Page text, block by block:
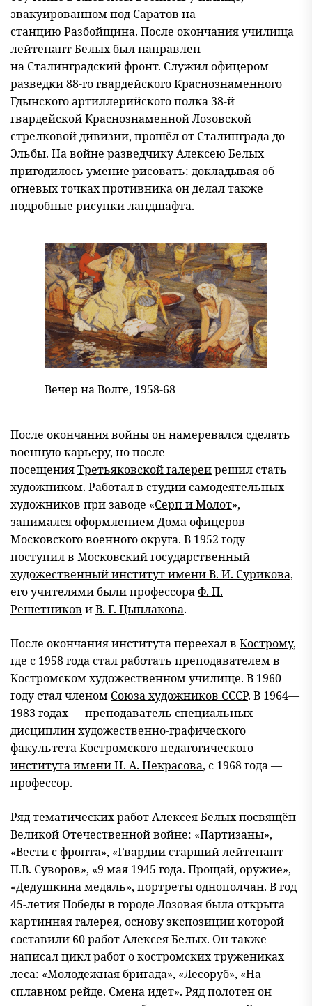
эвакуированном под Саратов на
станцию Разбойщина. После окончания училища
лейтенант Белых был направлен
на Сталинградский фронт. Служил офицером
разведки 88-го гвардейского Краснознаменного
Гдынского артиллерийского полка 38-й
гвардейской Краснознаменной Лозовской
стрелковой дивизии, прошёл от Сталинграда до
Эльбы. На войне разведчику Алексею Белых
пригодилось умение рисовать: докладывая об
огневых точках противника он делал также
подробные рисунки ландшафта.
Вечер на Волге, 1958-68
После окончания войны он намеревался сделать
военную карьеру, но после
посещенияТретьяковской галереирешил стать
художником. Работал в студии самодеятельных
художников при заводе «Серп и Молот»,
занимался оформлением Дома офицеров
Московского военного округа. В 1952 году
поступил в Московский государственный
художественный институт имени В. И. Сурикова,
его учителями были профессораФ. П.
Решетников иВ. Г. Цыплакова.
После окончания института переехал в Кострому,
где с 1958 года стал работать преподавателем в
Костромском художественном училище. В 1960
году стал членом Союза художников СССР. В 1964—
1983 годах — преподаватель специальных
дисциплин художественно-графического
факультетаКостромского педагогического
института имени Н. А. Некрасова, с 1968 года —
профессор.
Ряд тематических работ Алексея Белых посвящён
Великой Отечественной войне: «Партизаны»,
«Вести с фронта», «Гвардии старший лейтенант
П.В. Суворов», «9 мая 1945 года. Прощай, оружие»,
«Дедушкина медаль», портреты однополчан. В год
45-летия Победы в городе Лозовая была открыта
картинная галерея, основу экспозиции которой
составили 60 работ Алексея Белых. Он также
написал цикл работ о костромских тружениках
леса: «Молодежная бригада», «Лесоруб», «На
сплавном рейде. Смена идет». Ряд полотен он